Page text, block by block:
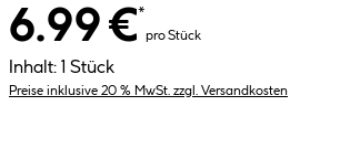
6.99 €*
pro Stück
Inhalt: 1 Stück
Preise inklusive 20 % MwSt. zzgl. Versandkosten